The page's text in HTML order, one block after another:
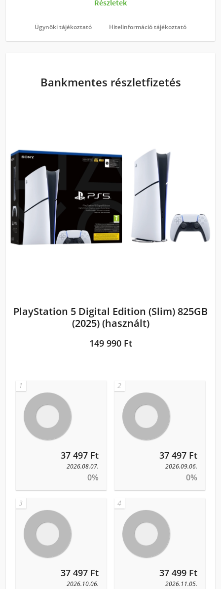
Ügynöki tájékoztató Hitelinformáció tájékoztató
Bankmentes részletfizetés
PlayStation 5 Digital Edition (Slim) 825GB
(2025) (használt)
149 990 Ft
1
37 497 Ft
2026.08.07.
0%
2
37 497 Ft
2026.09.06.
0%
3
37 497 Ft
2026.10.06.
4
37 499 Ft
2026.11.05.